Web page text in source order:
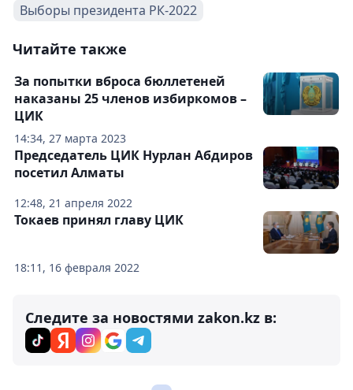
Выборы президента РК-2022
Читайте также
14:34, 27 марта 2023
За попытки вброса бюллетеней
наказаны 25 членов избиркомов –
ЦИК
12:48, 21 апреля 2022
Председатель ЦИК Нурлан Абдиров
посетил Алматы
18:11, 16 февраля 2022
Токаев принял главу ЦИК
Следите за новостями zakon.kz в: